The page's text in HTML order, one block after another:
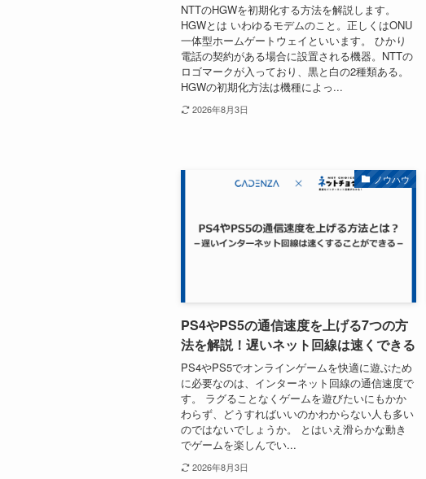
NTTのHGWを初期化する方法を解説します。
HGWとは いわゆるモデムのこと。正しくはONU
一体型ホームゲートウェイといいます。 ひかり
電話の契約がある場合に設置される機器。NTTの
ロゴマークが入っており、黒と白の2種類ある。
HGWの初期化方法は機種によっ...
2026年8月3日
ノウハウ
PS4やPS5の通信速度を上げる7つの方
法を解説！遅いネット回線は速くできる
PS4やPS5でオンラインゲームを快適に遊ぶため
に必要なのは、インターネット回線の通信速度で
す。 ラグることなくゲームを遊びたいにもかか
わらず、どうすればいいのかわからない人も多い
のではないでしょうか。 とはいえ滑らかな動き
でゲームを楽しんでい...
2026年8月3日